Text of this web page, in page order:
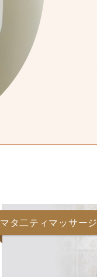
マタ二ティマッサージ